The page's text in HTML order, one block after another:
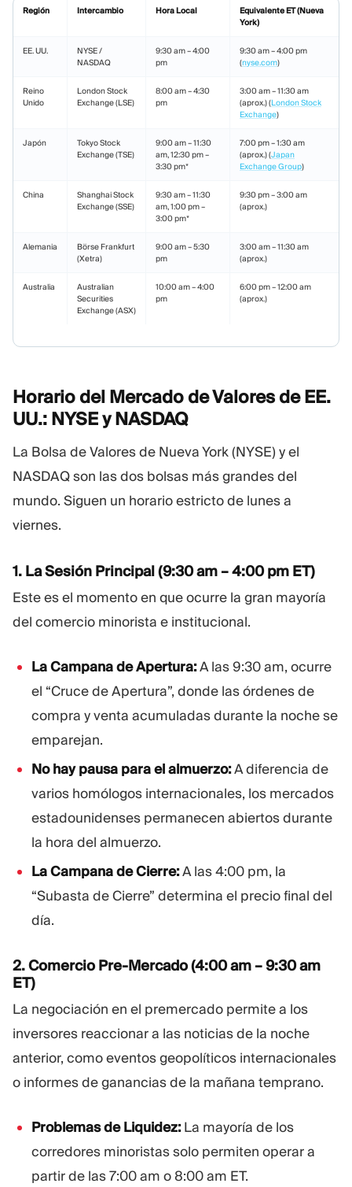
Región Intercambio Hora Local
Equivalente ET (Nueva
York)
EE. UU.
NYSE /
NASDAQ
9:30 am – 4:00
pm
9:30 am – 4:00 pm
(nyse.com)
Reino
Unido
London Stock
Exchange (LSE)
8:00 am – 4:30
pm
3:00 am – 11:30 am
(aprox.) (London Stock
Exchange)
Japón
Tokyo Stock
Exchange (TSE)
9:00 am – 11:30
am, 12:30 pm –
3:30 pm*
7:00 pm – 1:30 am
(aprox.) (Japan
Exchange Group)
China
Shanghai Stock
Exchange (SSE)
9:30 am – 11:30
am, 1:00 pm –
3:00 pm*
9:30 pm – 3:00 am
(aprox.)
Alemania
Börse Frankfurt
(Xetra)
9:00 am – 5:30
pm
3:00 am – 11:30 am
(aprox.)
Australia
Australian
Securities
Exchange (ASX)
10:00 am – 4:00
pm
6:00 pm – 12:00 am
(aprox.)
Horario del Mercado de Valores de EE.
UU.: NYSE yNASDAQ
La Bolsa de Valores de Nueva York (NYSE) y el
NASDAQ son las dos bolsas más grandes del
mundo. Siguen un horario estricto de lunes a
viernes.
1. La Sesión Principal (9:30 am – 4:00 pm ET)
Este es el momento en que ocurre la gran mayoría
del comercio minorista e institucional.
La Campana de Apertura:A las 9:30 am, ocurre
el “Cruce de Apertura”, donde las órdenes de
compra y venta acumuladas durante la noche se
emparejan.
No hay pausa para el almuerzo:A diferencia de
varios homólogos internacionales, los mercados
estadounidenses permanecen abiertos durante
la hora del almuerzo.
La Campana de Cierre:A las 4:00 pm, la
“Subasta de Cierre” determina el precio final del
día.
2. Comercio Pre-Mercado (4:00 am – 9:30 am
ET)
La negociación en el premercado permite a los
inversores reaccionar a las noticias de la noche
anterior, como eventos geopolíticos internacionales
o informes de ganancias de la mañana temprano.
Problemas de Liquidez:La mayoría de los
corredores minoristas solo permiten operar a
partir de las 7:00 am o 8:00 am ET.